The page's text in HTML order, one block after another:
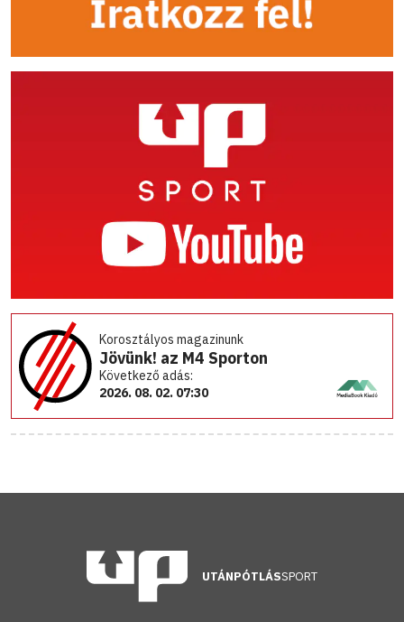
Korosztályos magazinunk
Jövünk! az M4 Sporton
Következő adás:
2026. 08. 02. 07:30
UTÁNPÓTLÁSSPORT